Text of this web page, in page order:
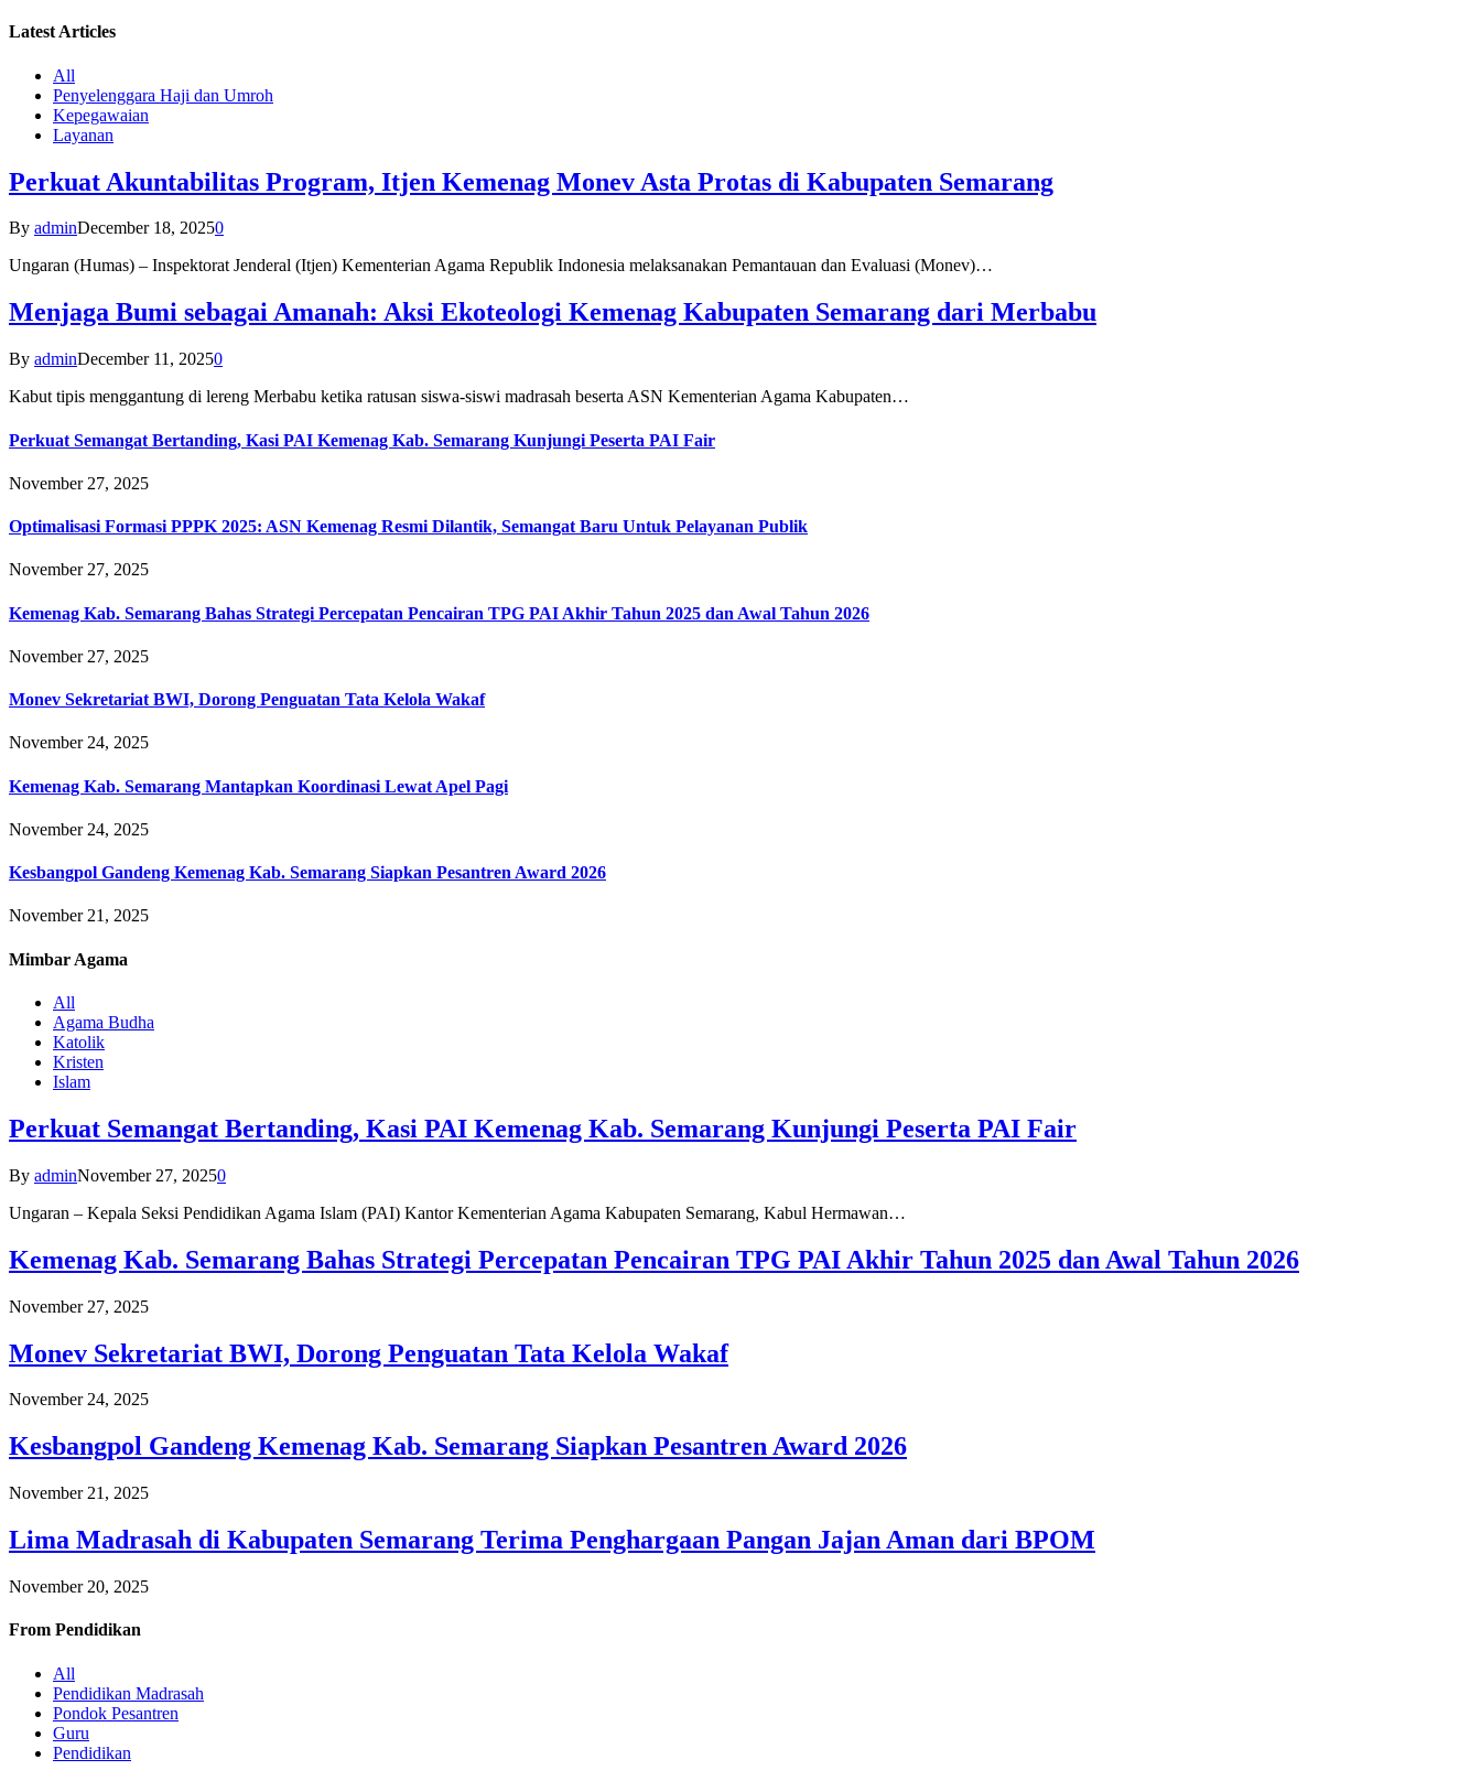
Latest Articles
All
Penyelenggara Haji dan Umroh
Kepegawaian
Layanan
Perkuat Akuntabilitas Program, Itjen Kemenag Monev Asta Protas di Kabupaten Semarang
By adminDecember 18, 20250
Ungaran (Humas) – Inspektorat Jenderal (Itjen) Kementerian Agama Republik Indonesia melaksanakan Pemantauan dan Evaluasi (Monev)…
Menjaga Bumi sebagai Amanah: Aksi Ekoteologi Kemenag Kabupaten Semarang dari Merbabu
By adminDecember 11, 20250
Kabut tipis menggantung di lereng Merbabu ketika ratusan siswa-siswi madrasah beserta ASN Kementerian Agama Kabupaten…
Perkuat Semangat Bertanding, Kasi PAI Kemenag Kab. Semarang Kunjungi Peserta PAI Fair
November 27, 2025
Optimalisasi Formasi PPPK 2025: ASN Kemenag Resmi Dilantik, Semangat Baru Untuk Pelayanan Publik
November 27, 2025
Kemenag Kab. Semarang Bahas Strategi Percepatan Pencairan TPG PAI Akhir Tahun 2025 dan Awal Tahun 2026
November 27, 2025
Monev Sekretariat BWI, Dorong Penguatan Tata Kelola Wakaf
November 24, 2025
Kemenag Kab. Semarang Mantapkan Koordinasi Lewat Apel Pagi
November 24, 2025
Kesbangpol Gandeng Kemenag Kab. Semarang Siapkan Pesantren Award 2026
November 21, 2025
Mimbar Agama
All
Agama Budha
Katolik
Kristen
Islam
Perkuat Semangat Bertanding, Kasi PAI Kemenag Kab. Semarang Kunjungi Peserta PAI Fair
By adminNovember 27, 20250
Ungaran – Kepala Seksi Pendidikan Agama Islam (PAI) Kantor Kementerian Agama Kabupaten Semarang, Kabul Hermawan…
Kemenag Kab. Semarang Bahas Strategi Percepatan Pencairan TPG PAI Akhir Tahun 2025 dan Awal Tahun 2026
November 27, 2025
Monev Sekretariat BWI, Dorong Penguatan Tata Kelola Wakaf
November 24, 2025
Kesbangpol Gandeng Kemenag Kab. Semarang Siapkan Pesantren Award 2026
November 21, 2025
Lima Madrasah di Kabupaten Semarang Terima Penghargaan Pangan Jajan Aman dari BPOM
November 20, 2025
From Pendidikan
All
Pendidikan Madrasah
Pondok Pesantren
Guru
Pendidikan